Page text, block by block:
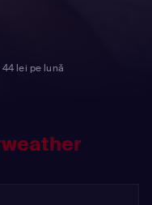
lei pe lună